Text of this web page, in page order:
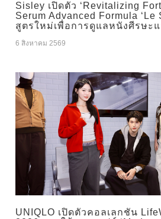
Sisley เปิดตัว ‘Revitalizing
Serum Advanced Formula ‘Le
สูตรใหม่เพื่อการดูแลหนังศีรษะแ
6 สิงหาคม 2569
UNIQLO เปิดตัวคอลเลกชัน